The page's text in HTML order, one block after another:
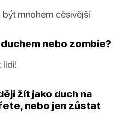
mnohem děsivější.
nebo zombie?
lidi!
žít jako duch na
nebo jen zůstat